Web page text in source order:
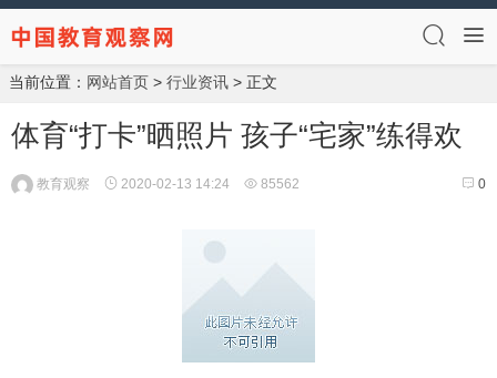
当前位置： 网站首页 > 行业资讯 > 正文
体育“打卡”晒照片 孩子“宅家”练得欢
0
教育观察 2020-02-13 14:24 85562